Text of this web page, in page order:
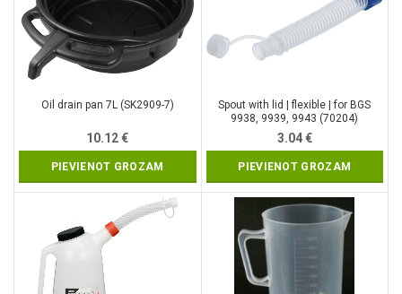
Oil drain pan 7L (SK2909-7)
10.12€
PIEVIENOT GROZAM
Spout with lid | flexible | for BGS
9938, 9939, 9943 (70204)
3.04€
PIEVIENOT GROZAM